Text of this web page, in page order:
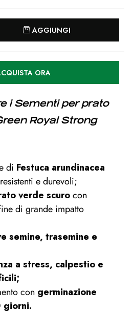
AGGIUNGI
ORA
i Sementi per prato
Royal Strong
di Festuca arundinacea
e durevoli;
verde scurocon
di grande impatto
semine, trasemine e
a stress, calpestio e
con germinazione
giorni.